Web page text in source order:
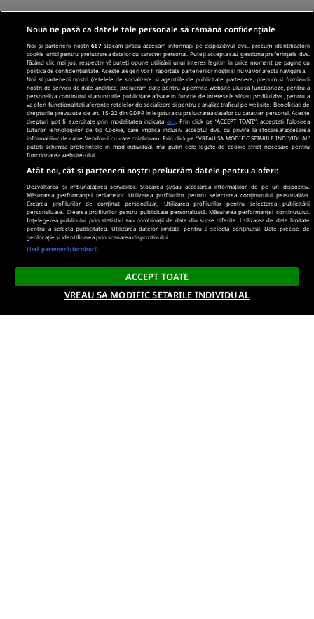
Nouă ne pasă ca datele tale personale să rămână confidențiale
Noi și partenerii noștri667 stocăm și/sau accesăm informații pe dispozitivul dvs., precum identificatorii
cookie unici pentru prelucrarea datelor cu caracter personal. Puteți accepta sau gestiona preferințele dvs.
făcând clic mai jos, respectiv vă puteți opune utilizării unui interes legitim în orice moment pe pagina cu
politica de confidențialitate. Aceste alegeri vor fi raportate partenerilor noștri și nu vă vor afecta navigarea.
Noi si partenerii nostri (retelele de socializare si agentiile de publicitate partenere, precum si furnizorii
nostri de servicii de date analitice) prelucram date pentru a permite website-ului sa functioneze, pentru a
personaliza continutul si anunturile publicitare afisate in functie de interesele si/sau profilul dvs., pentru a
va oferi functionalitati aferente retelelor de socializare si pentru a analiza traficul pe website. Beneficiati de
drepturile prevazute de art. 15-22 din GDPR in legatura cu prelucrarea datelor cu caracter personal. Aceste
drepturi pot fi exercitate prin modalitatea indicata aici . Prin click pe “ACCEPT TOATE”, acceptati folosirea
tuturor Tehnologiilor de tip Cookie, care implica inclusiv acceptul dvs. cu privire la stocarea/accesarea
informatiilor de catre Vendor-ii cu care colaboram. Prin click pe “VREAU SA MODIFIC SETARILE INDIVIDUAL”
puteti schimba preferintele in mod individual, mai putin cele legate de cookie strict necesare pentru
functionarea website-ului.
Atât noi, cât și partenerii noștri prelucrăm datele pentru a oferi:
Dezvoltarea și îmbunătățirea serviciilor. Stocarea și/sau accesarea informațiilor de pe un dispozitiv.
Măsurarea performanței reclamelor. Utilizarea profilurilor pentru selectarea conținutului personalizat.
Crearea profilurilor de conținut personalizat. Utilizarea profilurilor pentru selectarea publicității
personalizate. Crearea profilurilor pentru publicitate personalizată. Măsurarea performanței conținutului.
Înțelegerea publicului prin statistici sau combinații de date din surse diferite. Utilizarea de date limitate
pentru a selecta publicitatea. Utilizarea datelor limitate pentru a selecta conținutul. Date precise de
geolocație și identificarea prin scanarea dispozitivului.
Listă parteneri (furnizori)
ACCEPT TOATE
VREAU SA MODIFIC SETARILE INDIVIDUAL